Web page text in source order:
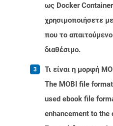
ως Docker
χρησιμοποιήσετε
που το
διαθέσιμο.
Τι είναι η μορφή
The MOBI file
used ebook file
enhancement to the